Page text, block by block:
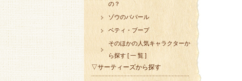
の？
ゾウのババール
ベティ・ブープ
そのほかの人気キャラクターか
ら探す [ 一 覧 ]
▽サーティーズから探す